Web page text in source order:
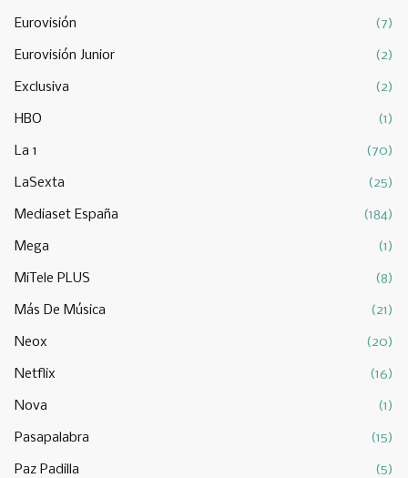
Eurovisión (7)
Eurovisión Junior (2)
Exclusiva (2)
HBO (1)
La 1 (70)
LaSexta (25)
Mediaset España (184)
Mega (1)
MiTele PLUS (8)
Más De Música (21)
Neox (20)
Netflix (16)
Nova (1)
Pasapalabra (15)
Paz Padilla (5)